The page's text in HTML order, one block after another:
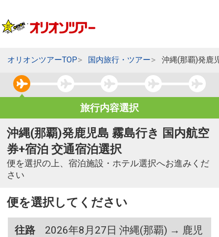
オリオンツアーTOP 国内旅行・ツアー 沖縄(那覇)発鹿
旅行内容選択
沖縄(那覇)発鹿児島 霧島行き 国内航空
券+宿泊 交通宿泊選択
便を選択の上、宿泊施設・ホテル選択へお進みくだ
さい
便を選択してください
往路
2026年8月27日 沖縄(那覇) → 鹿児